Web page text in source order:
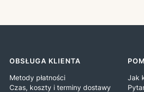
OBSŁUGA KLIENTA
Metody płatności
Czas, koszty i terminy dostawy
Jak